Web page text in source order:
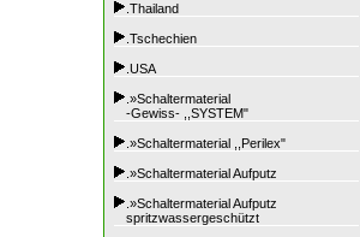
.Thailand
.Tschechien
.USA
.»Schaltermaterial
-Gewiss- ,,SYSTEM"
.»Schaltermaterial ,,Perilex"
.»Schaltermaterial Aufputz
.»Schaltermaterial Aufputz
spritzwassergeschützt